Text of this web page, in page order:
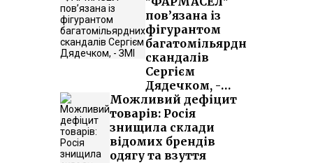
пов’язана із
фігурантом
багатомільярдних
скандалів
Сергієм
Дядечком, -
ЗМІ
Можливий дефіцит
товарів: Росія
знищила склади
відомих брендів
одягу та взуття